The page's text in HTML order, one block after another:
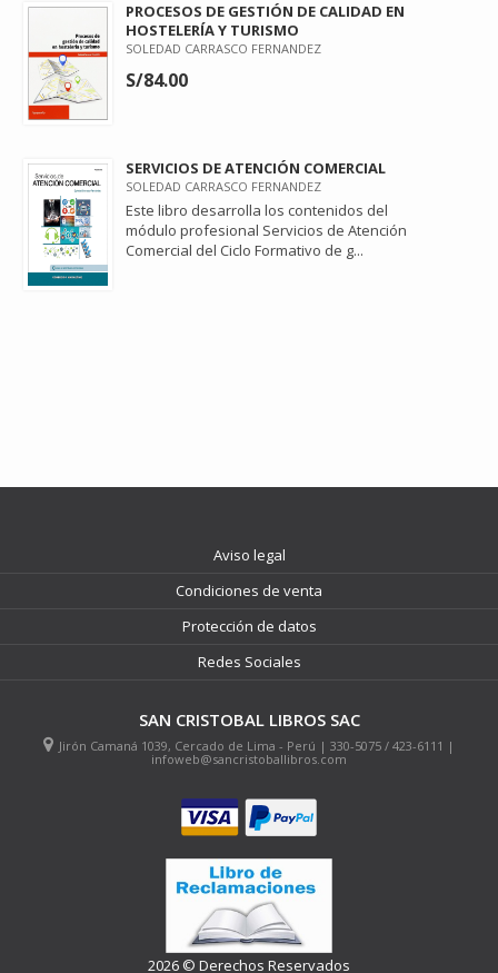
PROCESOS DE GESTIÓN DE CALIDAD EN
HOSTELERÍA Y TURISMO
SOLEDAD CARRASCO FERNANDEZ
S/84.00
SERVICIOS DE ATENCIÓN COMERCIAL
SOLEDAD CARRASCO FERNANDEZ
Este libro desarrolla los contenidos del
módulo profesional Servicios de Atención
Comercial del Ciclo Formativo de g...
Aviso legal
Condiciones de venta
Protección de datos
Redes Sociales
SAN CRISTOBAL LIBROS SAC
Jirón Camaná 1039, Cercado de Lima - Perú | 330-5075 / 423-6111 |
infoweb@sancristoballibros.com
2026 © Derechos Reservados